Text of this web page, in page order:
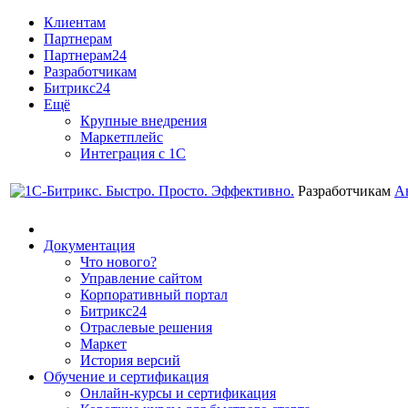
Клиентам
Партнерам
Партнерам24
Разработчикам
Битрикс24
Ещё
Крупные внедрения
Маркетплейс
Интеграция с 1С
Разработчикам
Документация
Что нового?
Управление сайтом
Корпоративный портал
Битрикс24
Отраслевые решения
Маркет
История версий
Обучение и сертификация
Онлайн-курсы и сертификация